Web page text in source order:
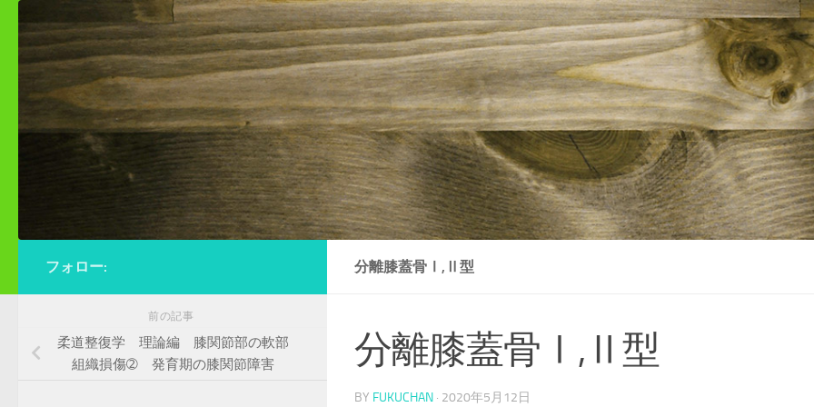
コンテンツへスキップ
分離膝蓋骨Ⅰ,Ⅱ型
分離膝蓋骨Ⅰ,Ⅱ型
BY FUKUCHAN · 2020年5月12日
フォロー:
前の記事
柔道整復学 理論編 膝関節部の軟部
組織損傷➁ 発育期の膝関節障害